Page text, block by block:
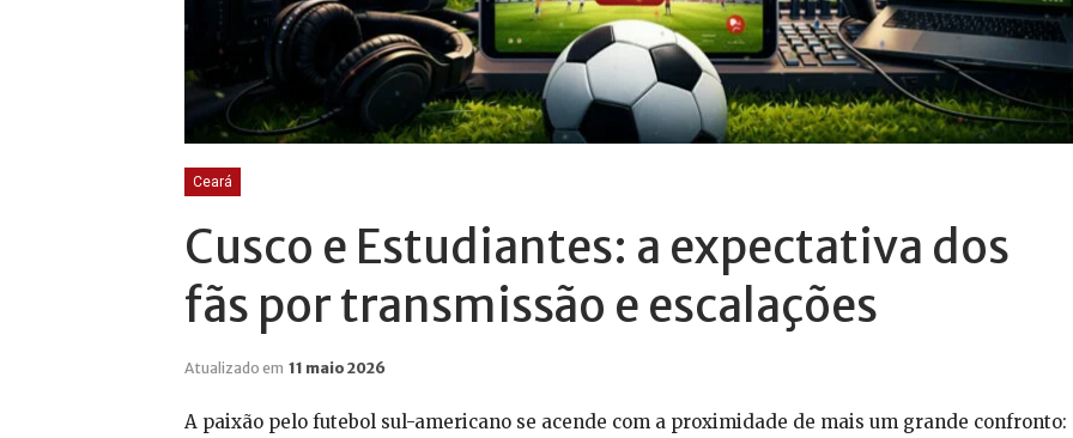
Ceará
Cusco e Estudiantes: a expectativa dos
fãs por transmissão e escalações
Atualizado em 11 maio 2026
A paixão pelo futebol sul-americano se acende com a proximidade de mais um grande confronto: